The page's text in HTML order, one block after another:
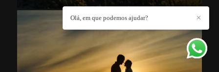
✕
Olá, em que podemos ajudar?